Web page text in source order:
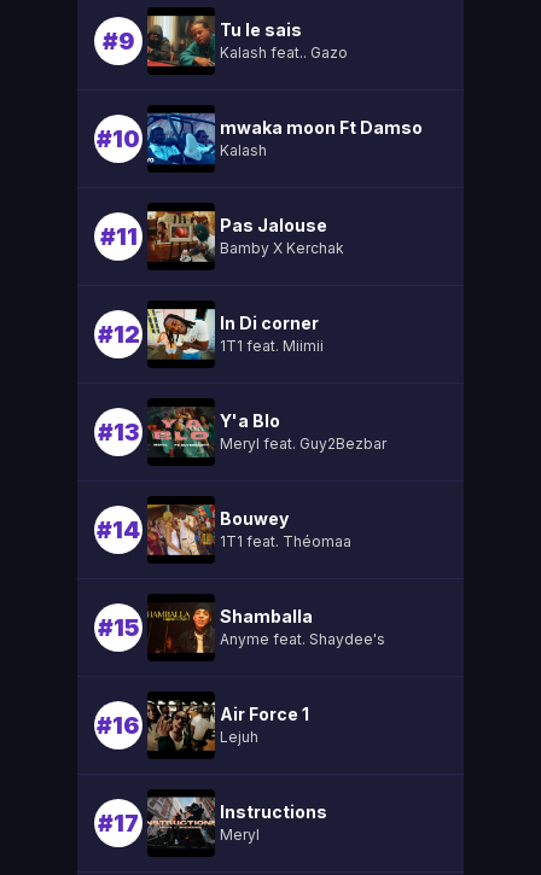
#9 Tu le sais
Kalash feat.. Gazo
#10 mwaka moon Ft Damso
Kalash
#11 Pas Jalouse
Bamby X Kerchak
#12 In Di corner
1T1 feat. Miimii
#13 Y'a Blo
Meryl feat. Guy2Bezbar
#14 Bouwey
1T1 feat. Théomaa
#15 Shamballa
Anyme feat. Shaydee's
#16 Air Force 1
Lejuh
#17 Instructions
Meryl